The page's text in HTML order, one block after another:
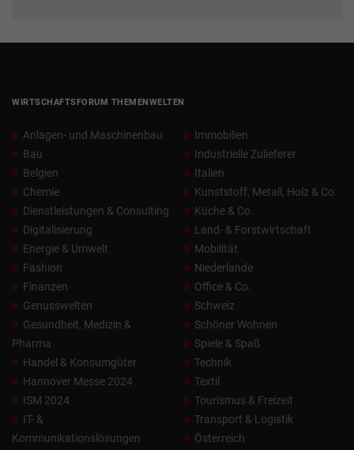
WIRTSCHAFTSFORUM THEMENWELTEN
Anlagen- und Maschinenbau
Bau
Belgien
Chemie
Dienstleistungen & Consulting
Digitalisierung
Energie & Umwelt
Fashion
Finanzen
Genusswelten
Gesundheit, Medizin &
Pharma
Handel & Konsumgüter
Hannover Messe 2024
ISM 2024
IT- &
Kommunikationslösungen
Immobilien
Industrielle Zulieferer
Italien
Kunststoff, Metall, Holz & Co.
Küche & Co.
Land- & Forstwirtschaft
Mobilität
Niederlande
Office & Co.
Schweiz
Schöner Wohnen
Spiele & Spaß
Technik
Textil
Tourismus & Freizeit
Transport & Logistik
Österreich